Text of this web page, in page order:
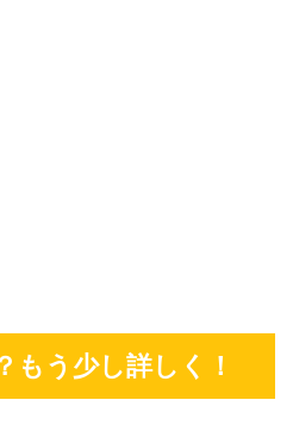
もう少し詳しく！